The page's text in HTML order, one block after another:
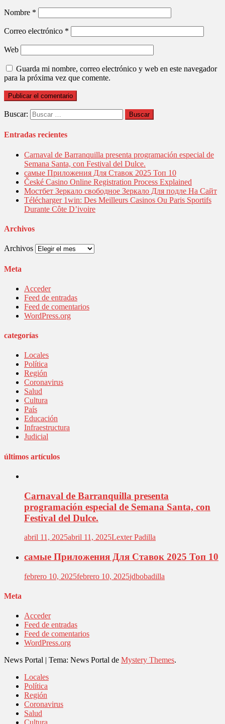
Nombre *
Correo electrónico *
Web
Guarda mi nombre, correo electrónico y web en este navegador
para la próxima vez que comente.
Buscar:
Entradas recientes
Carnaval de Barranquilla presenta programación especial de
Semana Santa, con Festival del Dulce.
самые Приложения Для Ставок 2025 Топ 10
České Casino Online Registration Process Explained
Мостбет Зеркало свободное Зеркало Для подле На Сайт
Télécharger 1win: Des Meilleurs Casinos Ou Paris Sportifs
Durante Côte D’ivoire
Archivos
Archivos
Meta
Acceder
Feed de entradas
Feed de comentarios
WordPress.org
categorías
Locales
Política
Región
Coronavirus
Salud
Cultura
País
Educación
Infraestructura
Judicial
últimos artículos
Carnaval de Barranquilla presenta
programación especial de Semana Santa, con
Festival del Dulce.
abril 11, 2025abril 11, 2025Lexter Padilla
самые Приложения Для Ставок 2025 Топ 10
febrero 10, 2025febrero 10, 2025jdbobadilla
Meta
Acceder
Feed de entradas
Feed de comentarios
WordPress.org
News Portal | Tema: News Portal de Mystery Themes.
Locales
Política
Región
Coronavirus
Salud